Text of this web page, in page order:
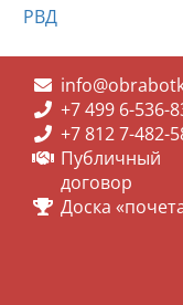
РВД
+7 499 6-536-
+7 812 7-482-
Публичный
договор
Доска